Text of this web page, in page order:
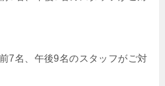
7名、午後9名のスタッフがご対